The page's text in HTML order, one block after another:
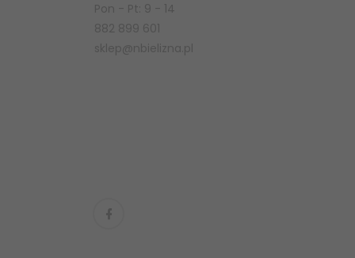
Pon - Pt: 9 - 14
882 899 601
sklep@nbielizna.pl